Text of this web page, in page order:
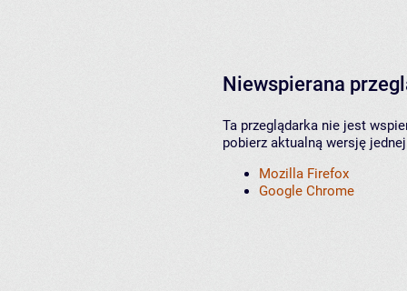
Niewspierana
Ta przeglądarka nie jest
pobierz aktualną wersję
Mozilla Firefox
Google Chrome